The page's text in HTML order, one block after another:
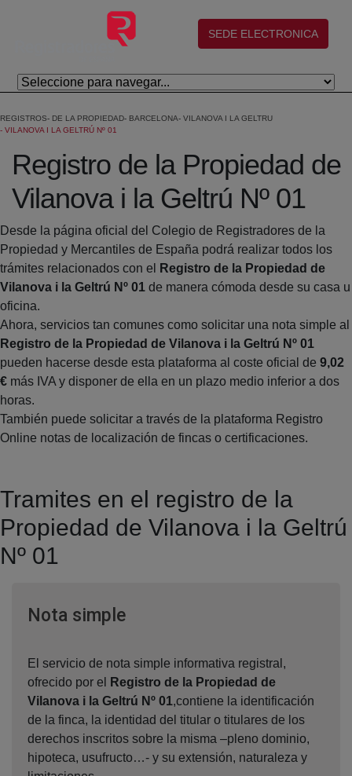
Salta al contingut principal
(abre en nueva ventana)
SEDE ELECTRONICA
REGISTROS DE LA PROPIEDAD BARCELONA
VILANOVA I LA GELTRU
VILANOVA I LA GELTRÚ Nº 01
Registro de la Propiedad de
Vilanova i la Geltrú Nº 01
Desde la página oficial del Colegio de Registradores de la
Propiedad y Mercantiles de España podrá realizar todos los
trámites relacionados con el
Registro de la Propiedad de
Vilanova i la Geltrú Nº 01 de manera cómoda desde su casa u
oficina.
Ahora, servicios tan comunes como solicitar una nota simple al
Registro de la Propiedad de Vilanova i la Geltrú Nº 01
pueden hacerse desde esta plataforma al coste oficial de 9,02
€ más IVA y disponer de ella en un plazo medio inferior a dos
horas.
También puede solicitar a través de la plataforma Registro
Online notas de localización de fincas o certificaciones.
Tramites en el registro de la
Propiedad de Vilanova i la Geltrú
Nº 01
Nota simpleVentana nueva
El servicio de nota simple informativa registral,
ofrecido por el
Registro de la Propiedad de
Vilanova i la Geltrú Nº 01,contiene la identificación
de la finca, la identidad del titular o titulares de los
derechos inscritos sobre la misma –pleno dominio,
hipoteca, usufructo…- y su extensión, naturaleza y